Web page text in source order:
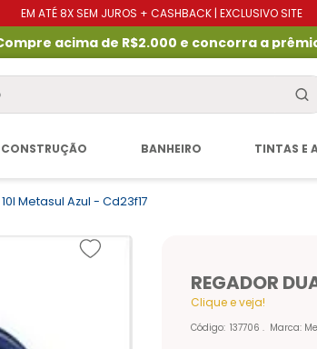
EM ATÉ 8X SEM JUROS + CASHBACK | EXCLUSIVO SITE
acima de R$2.000 e concorra a
BANHEIRO TINTAS E
Metasul Azul - Cd23f17
REGADOR
Clique e veja!
Código: 137706 Marca: